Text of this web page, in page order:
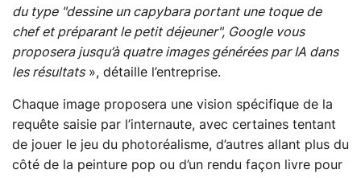
du type "dessine un capybara portant une toque de
chef et préparant le petit déjeuner", Google vous
proposera jusqu’à quatre images générées par IA dans
les résultats», détaille l’entreprise.
Chaque image proposera une vision spécifique de la
requête saisie par l’internaute, avec certaines tentant
de jouer le jeu du photoréalisme, d’autres allant plus du
côté de la peinture pop ou d’un rendu façon livre pour